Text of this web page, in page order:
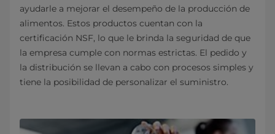
ayudarle a mejorar el desempeño de la producción de
alimentos. Estos productos cuentan con la
certificación NSF, lo que le brinda la seguridad de que
la empresa cumple con normas estrictas. El pedido y
la distribución se llevan a cabo con procesos simples y
tiene la posibilidad de personalizar el suministro.